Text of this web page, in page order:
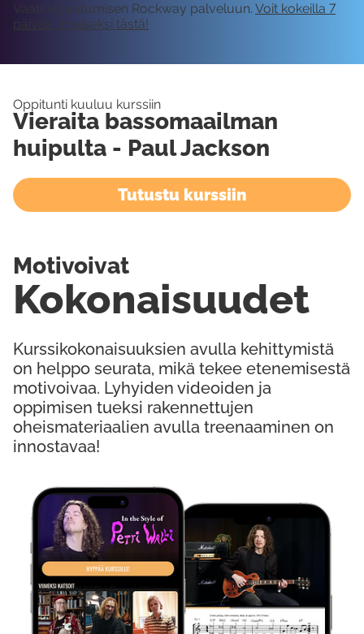
Kokeile Ilmaiseksi
Vaatii kirjautumisen Rockway palveluun. Voit kokeilla 7
päivää ilmaiseksi tästä!
Oppitunti kuuluu kurssiin
Vieraita bassomaailman
huipulta - Paul Jackson
Tutustu kurssiin
Kurssikokonaisuuksien avulla kehittymistä
on helppo seurata, mikä tekee etenemisestä
motivoivaa. Lyhyiden videoiden ja
oppimisen tueksi rakennettujen
oheismateriaalien avulla treenaaminen on
innostavaa!
Kokonaisuudet
Motivoivat